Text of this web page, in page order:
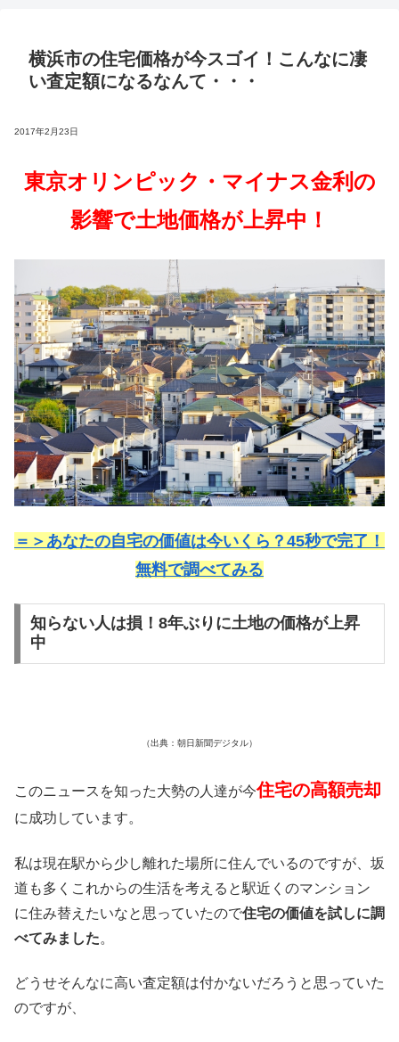
横浜市の住宅価格が今スゴイ！こんなに凄
い査定額になるなんて・・・
2017年2月23日
東京オリンピック・マイナス金利の
影響で土地価格が上昇中！
＝＞あなたの自宅の価値は今いくら？45秒で完了！
無料で調べてみる
知らない人は損！8年ぶりに土地の価格が上昇
中
（出典：朝日新聞デジタル）
このニュースを知った大勢の人達が今住宅の高額売却
に成功しています。
私は現在駅から少し離れた場所に住んでいるのですが、坂
道も多くこれからの生活を考えると駅近くのマンション
に住み替えたいなと思っていたので住宅の価値を試しに調
べてみました。
どうせそんなに高い査定額は付かないだろうと思っていた
のですが、